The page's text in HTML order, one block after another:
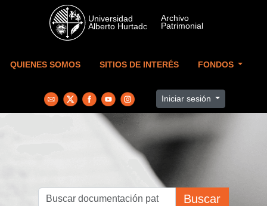
Skip to main content
QUIENES SOMOS SITIOS DE INTERÉS FONDOS
Iniciar sesión
Buscar